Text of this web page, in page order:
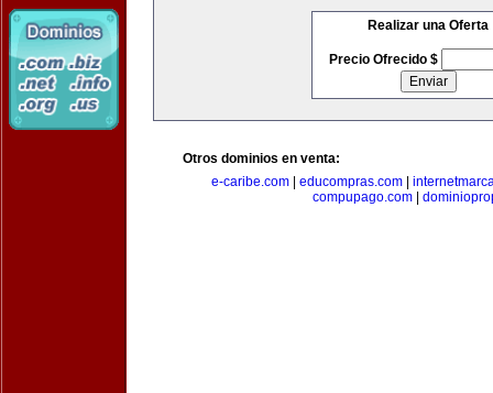
Realizar una Oferta
Precio Ofrecido $
Otros dominios en venta:
e-caribe.com| educompras.com|
compupago.com|